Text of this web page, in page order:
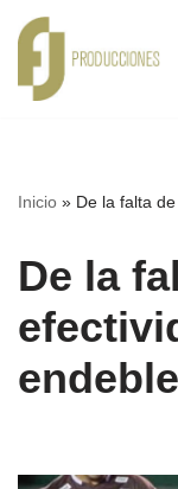
al
Inicio » De la falta
De la